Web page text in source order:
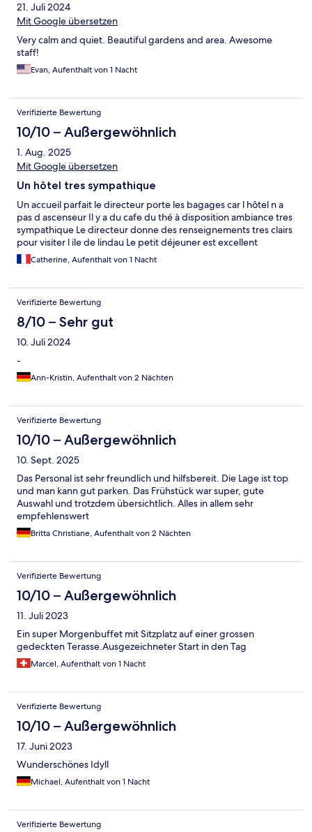
21. Juli 2024
Mit Google übersetzen
Very calm and quiet. Beautiful gardens and area. Awesome
staff!
Evan, Aufenthalt von 1 Nacht
Verifizierte Bewertung
10/10 – Außergewöhnlich
1. Aug. 2025
Mit Google übersetzen
Un hôtel tres sympathique
Un accueil parfait le directeur porte les bagages car l hôtel n a
pas d ascenseur Il y a du cafe du thé à disposition ambiance tres
sympathique Le directeur donne des renseignements tres clairs
pour visiter l ile de lindau Le petit déjeuner est excellent
Catherine, Aufenthalt von 1 Nacht
Verifizierte Bewertung
8/10 – Sehr gut
10. Juli 2024
-
Ann-Kristin, Aufenthalt von 2 Nächten
Verifizierte Bewertung
10/10 – Außergewöhnlich
10. Sept. 2025
Das Personal ist sehr freundlich und hilfsbereit. Die Lage ist top
und man kann gut parken. Das Frühstück war super, gute
Auswahl und trotzdem übersichtlich. Alles in allem sehr
empfehlenswert
Britta Christiane, Aufenthalt von 2 Nächten
Verifizierte Bewertung
10/10 – Außergewöhnlich
11. Juli 2023
Ein super Morgenbuffet mit Sitzplatz auf einer grossen
gedeckten Terasse.Ausgezeichneter Start in den Tag
Marcel, Aufenthalt von 1 Nacht
Verifizierte Bewertung
10/10 – Außergewöhnlich
17. Juni 2023
Wunderschönes Idyll
Michael, Aufenthalt von 1 Nacht
Verifizierte Bewertung